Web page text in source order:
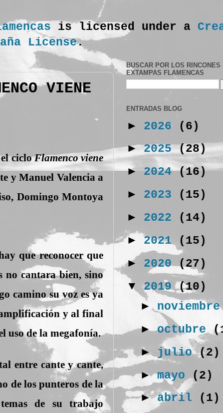
is licensed under a
License.
VIENE
el cicloFlamenco viene
y Manuel Valencia a
Domingo Montoya
que reconocer que
no cantara bien, sino
camino su voz es ya
y al final
uso de la megafonía.
entre cante y cante,
de los punteros de la
de su trabajo
BUSCAR POR LOS RINCONES
EXTAMPAS FLAMENCAS
ENTRADAS BLOG
► 2026 (6)
►2025(28)
► 2024(16)
► 2023 (15)
► 2022 (14)
►2021 (15)
► 2020(27)
▼2019(10)
►
►octubre
► julio(2)
►mayo(2)
►abril (1)